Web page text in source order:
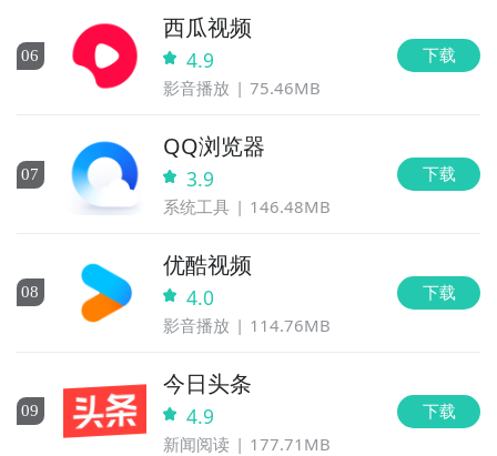
06
西瓜视频
4.9
影音播放 75.46MB
下载
07
QQ浏览器
3.9
系统工具 146.48MB
下载
08
优酷视频
4.0
影音播放 114.76MB
下载
09
今日头条
4.9
新闻阅读 177.71MB
下载